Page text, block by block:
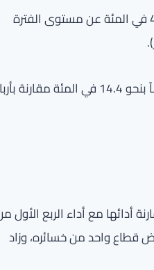
وأوضح تقرير الشال للاستشارات الصادر اليوم السبت أن هذا الرقم يشكل تراجعاً نسبته 49.3 في المئة عن مستوى الفترة
وبمقارنة أداء الربع الأول من 2026 مع الربع الأخير من عام 2025، سجلت الشركات انخفاضاً بنحو 14.4 في المئة
عند مقارنة أدائها مع أداء الربع الأول
قطاع واحد من خسائره، وزاد